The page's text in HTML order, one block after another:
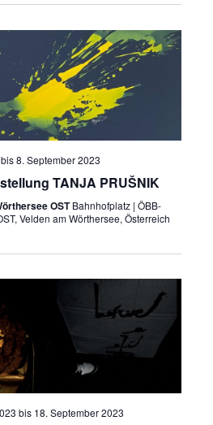
bis8. September 2023
TANJA PRUŠNIK
OSTBahnhofplatz | ÖBB-
Velden am Wörthersee, Österreich
bis 18. September 2023